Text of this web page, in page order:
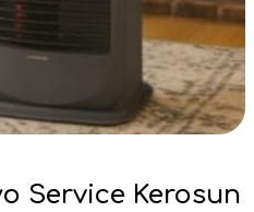
Service Kerosun